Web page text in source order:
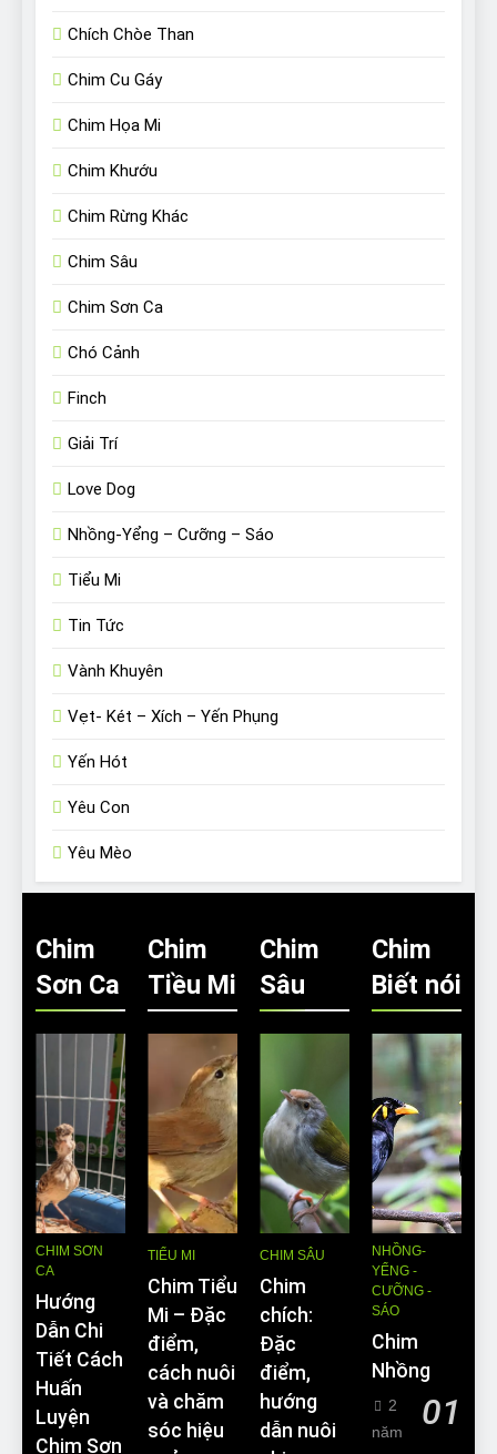
Chích Chòe Than
Chim Cu Gáy
Chim Họa Mi
Chim Khướu
Chim Rừng Khác
Chim Sâu
Chim Sơn Ca
Chó Cảnh
Finch
Giải Trí
Love Dog
Nhồng-Yểng – Cưỡng – Sáo
Tiểu Mi
Tin Tức
Vành Khuyên
Vẹt- Két – Xích – Yến Phụng
Yến Hót
Yêu Con
Yêu Mèo
Chim
Sơn Ca
CHIM SƠN
CA
Hướng
Dẫn Chi
Tiết Cách
Huấn
Luyện
Chim Sơn
Chim
Tiều Mi
TIỂU MI
Chim Tiểu
Mi – Đặc
điểm,
cách nuôi
và chăm
sóc hiệu
Chim
Sâu
CHIM SÂU
Chim
chích:
Đặc
điểm,
hướng
dẫn nuôi
Chim
Biết nói
NHỒNG-
YỂNG -
CƯỠNG -
SÁO
Chim
Nhồng
01
2
năm